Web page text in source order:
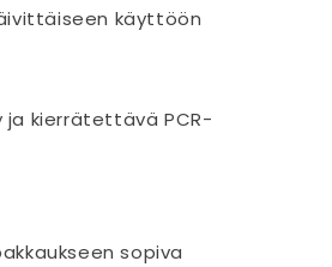
käyttöön
ja kierrätettävä PCR-
sopiva